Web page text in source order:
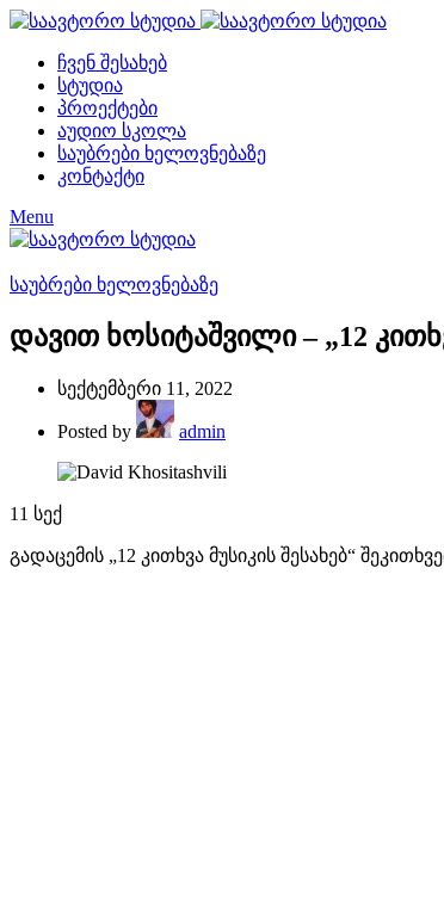
ჩვენ შესახებ
სტუდია
პროექტები
აუდიო სკოლა
საუბრები ხელოვნებაზე
კონტაქტი
Menu
საუბრები ხელოვნებაზე
დავით ხოსიტაშვილი – „12
სექტემბერი 11, 2022
Posted by admin
11 სექ
გადაცემის „12 კითხვა მუსიკის შესახებ“